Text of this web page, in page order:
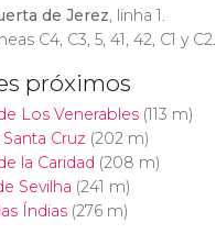
de Jerez, linha 1.
C4, C3, 5, 41, 42, C1 y C2.
próximos
Los Venerables(113 m)
Cruz (202 m)
la Caridad (208 m)
Sevilha (241 m)
Índias(276 m)